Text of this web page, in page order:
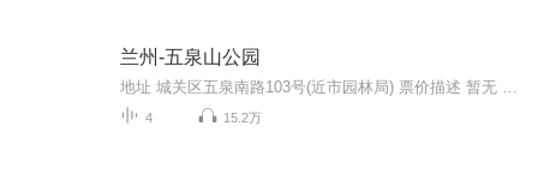
兰州-五泉山公园
4 15.2万